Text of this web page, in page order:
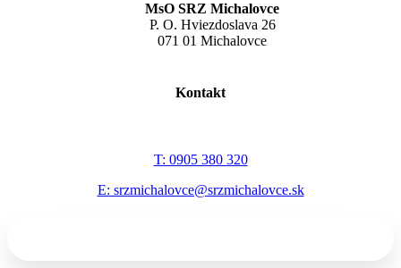
MsO SRZ Michalovce
P. O. Hviezdoslava 26
071 01 Michalovce
Kontakt
T: 0905 380 320
E: srzmichalovce@srzmichalovce.sk